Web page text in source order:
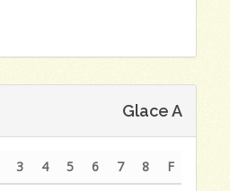
Glace A
3 4 5 6 7 8
F